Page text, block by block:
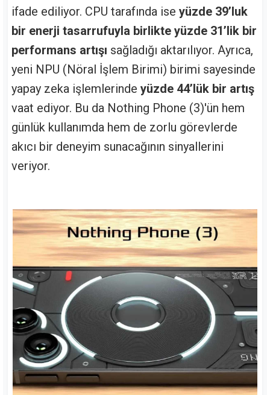
ifade ediliyor. CPU tarafında ise yüzde 39’luk
bir enerji tasarrufuyla birlikte yüzde 31’lik bir
performans artışı sağladığı aktarılıyor. Ayrıca,
yeni NPU (Nöral İşlem Birimi) birimi sayesinde
yapay zeka işlemlerinde yüzde 44’lük bir artış
vaat ediyor. Bu da Nothing Phone (3)'ün hem
günlük kullanımda hem de zorlu görevlerde
akıcı bir deneyim sunacağının sinyallerini
veriyor.